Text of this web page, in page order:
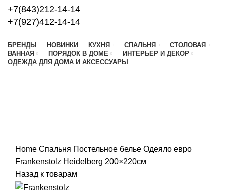
+7(843)212-14-14
+7(927)412-14-14
БРЕНДЫ НОВИНКИ КУХНЯ СПАЛЬНЯ
СТОЛОВАЯ
ВАННАЯ
ПОРЯДОК В ДОМЕ
ИНТЕРЬЕР И ДЕКОР
ОДЕЖДА ДЛЯ ДОМА И АКСЕССУАРЫ
Home Спальня Постельное белье Одеяло евро
Frankenstolz Heidelberg 200×220см
Назад к товарам